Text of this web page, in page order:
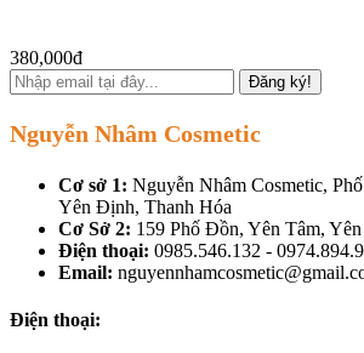
380,000đ
Đăng ký!
Nguyễn Nhâm Cosmetic
Cơ sở 1: Nguyễn Nhâm Cosmetic,
Yên Định, Thanh Hóa
Cơ Sở 2: 159 Phố Đồn, Yên Tâm,
Điện thoại: 0985.546.132 -
Email:
Điện thoại: